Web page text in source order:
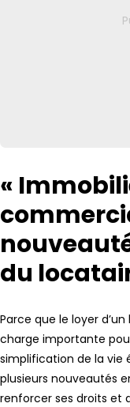
«
du
Parce que le loyer
charge importante
simplification de la vie
plusieurs nouveautés
renforcer ses droits et